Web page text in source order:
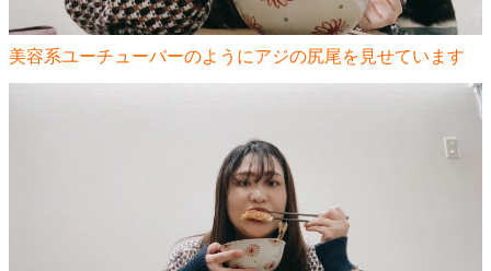
美容系ユーチューバーのようにアジの尻尾を見せています